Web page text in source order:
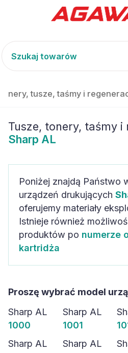
tusze, taśmy i
Tusze, tonery, taśmy i
Sharp AL
Poniżej znajdą Państwo
urządzeń drukujących
oferujemy materiały
Istnieje również
produktów po numerze
kartridża
Proszę wybrać model
Sharp AL
1000
Sharp AL
1001
Sharp AL
Sharp AL